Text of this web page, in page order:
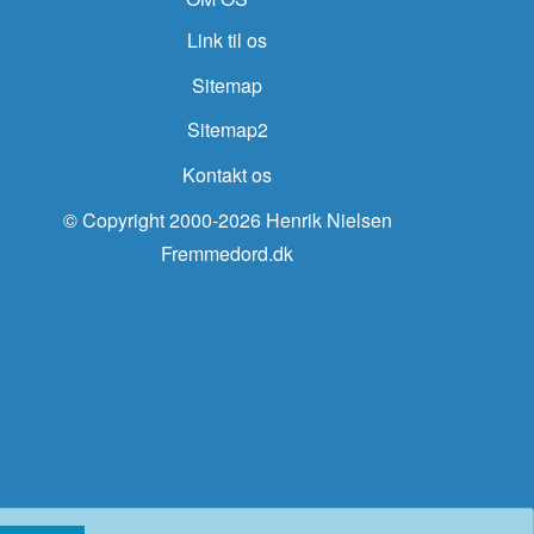
Link til os
Sitemap
Sitemap2
Kontakt os
© Copyright 2000-2026 Henrik Nielsen
Fremmedord.dk